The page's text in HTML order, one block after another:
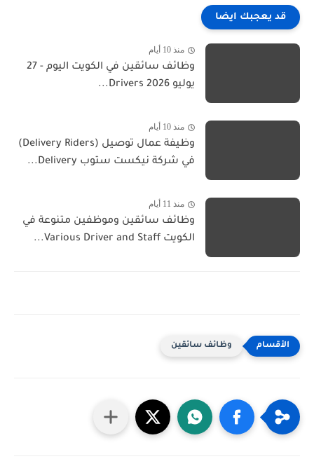
قد يعجبك ايضا
منذ 10 أيام
وظائف سائقين في الكويت اليوم - 27
يوليو 2026 Drivers...
منذ 10 أيام
وظيفة عمال توصيل (Delivery Riders)
في شركة نيكست ستوب Delivery...
منذ 11 أيام
وظائف سائقين وموظفين متنوعة في
الكويت Various Driver and Staff...
وظائف سائقين